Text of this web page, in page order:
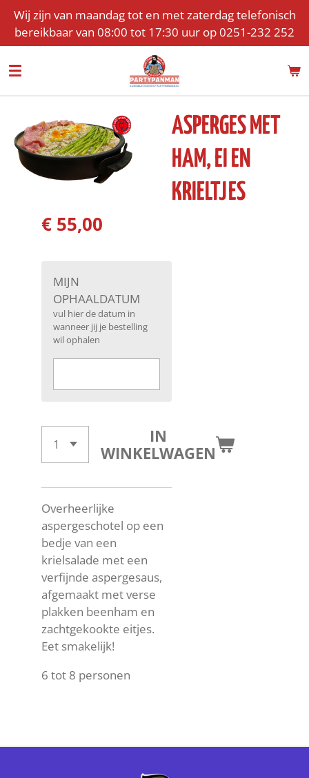
Ga
direct
naar
de
Wij zijn van maandag tot en met zaterdag telefonisch
bereikbaar van 08:00 tot 17:30 uur op 0251-232 252
ASPERGES MET
HAM, EI EN
KRIELTJES
€ 55,00
MIJN
OPHAALDATUM
vul hier de datum in
wanneer jij je bestelling
wil ophalen
IN
WINKELWAGEN
Overheerlijke
aspergeschotel op een
bedje van een
krielsalade met een
verfijnde aspergesaus,
afgemaakt met verse
plakken beenham en
zachtgekookte eitjes.
Eet smakelijk!
6 tot 8 personen